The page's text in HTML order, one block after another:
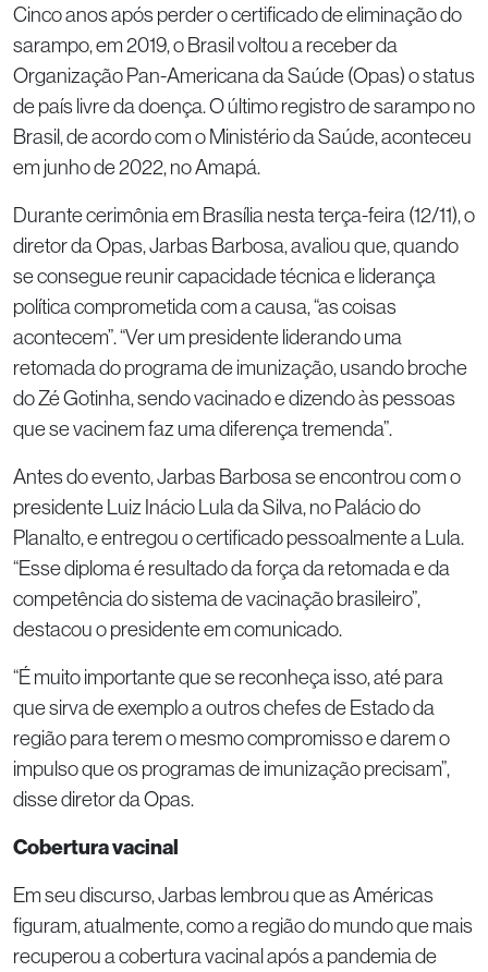
Cinco anos após perder o certificado de eliminação do
sarampo, em 2019, o Brasil voltou a receber da
Organização Pan-Americana da Saúde (Opas) o status
de país livre da doença. O último registro de sarampo no
Brasil, de acordo com o Ministério da Saúde, aconteceu
em junho de 2022, no Amapá.
Durante cerimônia em Brasília nesta terça-feira (12/11), o
diretor da Opas, Jarbas Barbosa, avaliou que, quando
se consegue reunir capacidade técnica e liderança
política comprometida com a causa, “as coisas
acontecem”. “Ver um presidente liderando uma
retomada do programa de imunização, usando broche
do Zé Gotinha, sendo vacinado e dizendo às pessoas
que se vacinem faz uma diferença tremenda”.
Antes do evento, Jarbas Barbosa se encontrou com o
presidente Luiz Inácio Lula da Silva, no Palácio do
Planalto, e entregou o certificado pessoalmente a Lula.
“Esse diploma é resultado da força da retomada e da
competência do sistema de vacinação brasileiro”,
destacou o presidente em comunicado.
“É muito importante que se reconheça isso, até para
que sirva de exemplo a outros chefes de Estado da
região para terem o mesmo compromisso e darem o
impulso que os programas de imunização precisam”,
disse diretor da Opas.
Cobertura vacinal
Em seu discurso, Jarbas lembrou que as Américas
figuram, atualmente, como a região do mundo que mais
recuperou a cobertura vacinal após a pandemia de